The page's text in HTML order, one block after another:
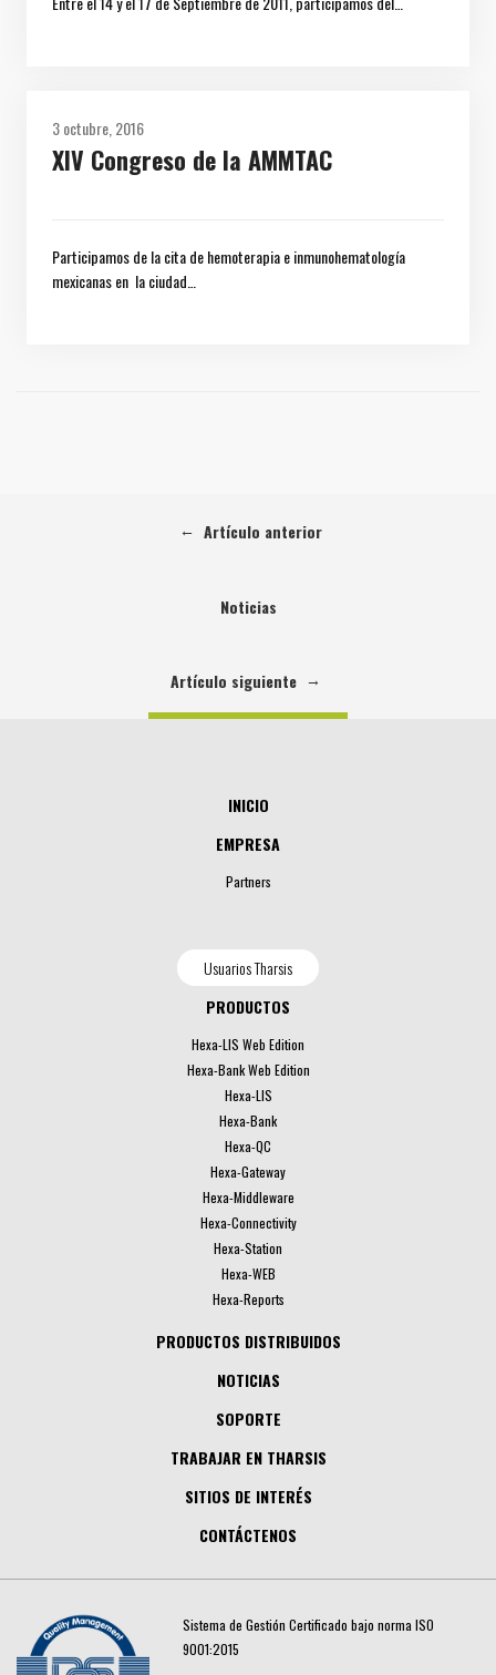
3 octubre, 2016
XIV Congreso de la AMMTAC
Participamos de la cita de hemoterapia e inmunohematología
mexicanas en la ciudad…
← Artículo anterior
Noticias
Artículo siguiente →
INICIO
EMPRESA
Partners
Usuarios Tharsis
PRODUCTOS
Hexa-LIS Web Edition
Hexa-Bank Web Edition
Hexa-LIS
Hexa-Bank
Hexa-QC
Hexa-Gateway
Hexa-Middleware
Hexa-Connectivity
Hexa-Station
Hexa-WEB
Hexa-Reports
PRODUCTOS DISTRIBUIDOS
NOTICIAS
SOPORTE
TRABAJAR EN THARSIS
SITIOS DE INTERÉS
CONTÁCTENOS
Sistema de Gestión Certificado bajo norma ISO
9001:2015